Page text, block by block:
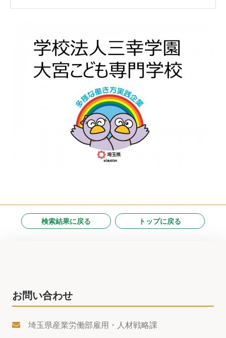
検索結果に戻る トップに戻る
お問い合わせ
埼玉県産業労働部雇用・人材戦略課